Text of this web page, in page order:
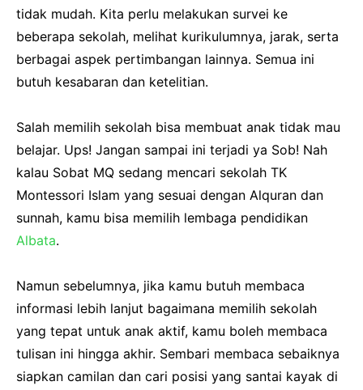
tidak mudah. Kita perlu melakukan survei ke
beberapa sekolah, melihat kurikulumnya, jarak, serta
berbagai aspek pertimbangan lainnya. Semua ini
butuh kesabaran dan ketelitian.
Salah memilih sekolah bisa membuat anak tidak mau
belajar. Ups! Jangan sampai ini terjadi ya Sob! Nah
kalau Sobat MQ sedang mencari sekolah TK
Montessori Islam yang sesuai dengan Alquran dan
sunnah, kamu bisa memilih lembaga pendidikan
Albata.
Namun sebelumnya, jika kamu butuh membaca
informasi lebih lanjut bagaimana memilih sekolah
yang tepat untuk anak aktif, kamu boleh membaca
tulisan ini hingga akhir. Sembari membaca sebaiknya
siapkan camilan dan cari posisi yang santai kayak di